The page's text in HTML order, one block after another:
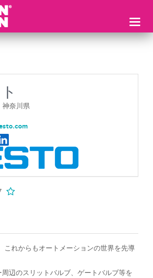
神奈川県
これからもオートメーションの世界を先導
辺のスリットバルブ、ゲートバルブ等を